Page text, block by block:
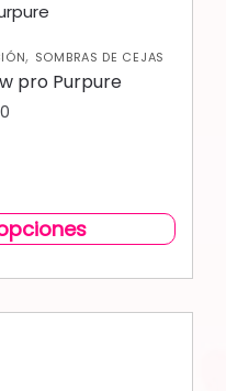
, SOMBRAS DE CEJAS
pro Purpure